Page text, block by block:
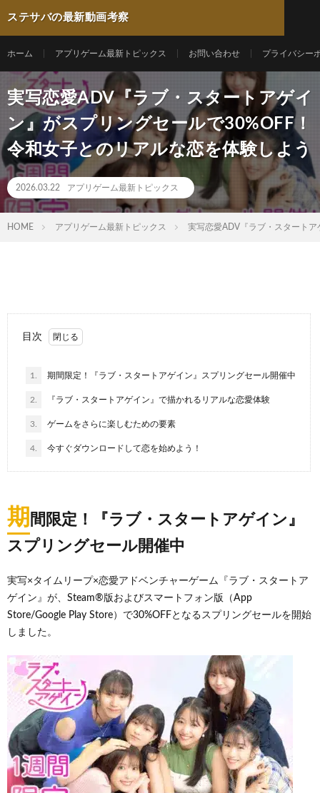
ステサバの最新動画考察
ホーム アプリゲーム最新トピックス お問い合わせ プライバシー
実写恋愛ADV『ラブ・スタートアゲイ
ン』がスプリングセールで30%OFF！
令和女子とのリアルな恋を体験しよう
2026.03.22 アプリゲーム最新トピックス
HOME アプリゲーム最新トピックス 実写恋愛ADV『ラブ・スタート
目次
1. 期間限定！『ラブ・スタートアゲイン』スプリングセール開催中
2. 『ラブ・スタートアゲイン』で描かれるリアルな恋愛体験
3. ゲームをさらに楽しむための要素
4. 今すぐダウンロードして恋を始めよう！
期 間限定！『ラブ・スタートアゲイン』
スプリングセール開催中
実写×タイムリープ×恋愛アドベンチャーゲーム『ラブ・スタートア
ゲイン』が、Steam®版およびスマートフォン版（App
Store/Google Play Store）で30%OFFとなるスプリングセールを開始
しました。